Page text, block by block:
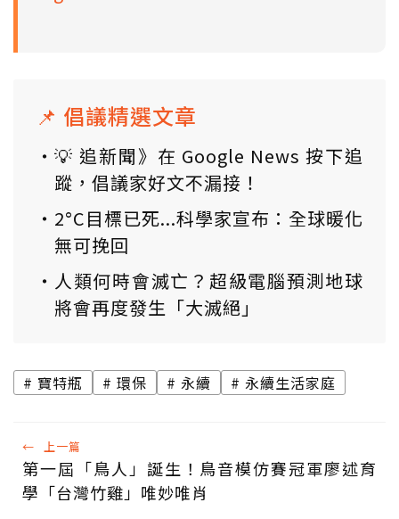
📌 倡議精選文章
💡 追新聞》在 Google News 按下追
蹤，倡議家好文不漏接！
2°C目標已死...科學家宣布：全球暖化
無可挽回
人類何時會滅亡？超級電腦預測地球
將會再度發生「大滅絕」
寶特瓶 環保 永續 永續生活家庭
← 上一篇
第一屆「鳥人」誕生！鳥音模仿賽冠軍廖述育
學「台灣竹雞」唯妙唯肖